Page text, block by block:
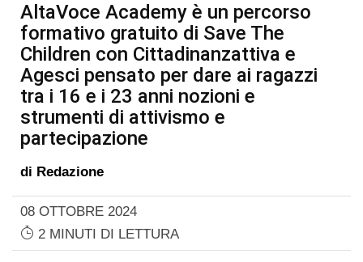
AltaVoce Academy è un percorso
formativo gratuito di Save The
Children con Cittadinanzattiva e
Agesci pensato per dare ai ragazzi
tra i 16 e i 23 anni nozioni e
strumenti di attivismo e
partecipazione
di Redazione
08 OTTOBRE 2024
2 MINUTI DI LETTURA